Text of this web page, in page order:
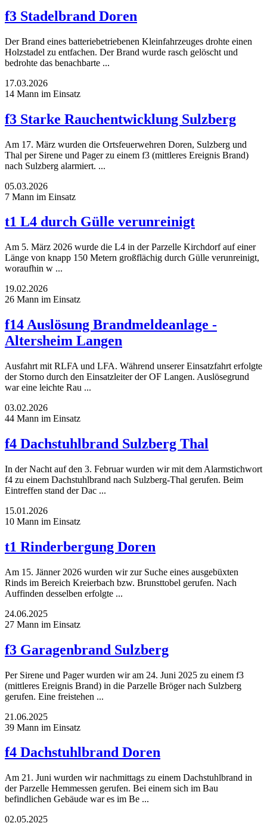
f3 Stadelbrand Doren
Der Brand eines batteriebetriebenen Kleinfahrzeuges drohte einen
Holzstadel zu entfachen. Der Brand wurde rasch gelöscht und
bedrohte das benachbarte ...
17.03.2026
14 Mann im Einsatz
f3 Starke Rauchentwicklung Sulzberg
Am 17. März wurden die Ortsfeuerwehren Doren, Sulzberg und
Thal per Sirene und Pager zu einem f3 (mittleres Ereignis Brand)
nach Sulzberg alarmiert. ...
05.03.2026
7 Mann im Einsatz
t1 L4 durch Gülle verunreinigt
Am 5. März 2026 wurde die L4 in der Parzelle Kirchdorf auf einer
Länge von knapp 150 Metern großflächig durch Gülle verunreinigt,
woraufhin w ...
19.02.2026
26 Mann im Einsatz
f14 Auslösung Brandmeldeanlage -
Altersheim Langen
Ausfahrt mit RLFA und LFA. Während unserer Einsatzfahrt erfolgte
der Storno durch den Einsatzleiter der OF Langen. Auslösegrund
war eine leichte Rau ...
03.02.2026
44 Mann im Einsatz
f4 Dachstuhlbrand Sulzberg Thal
In der Nacht auf den 3. Februar wurden wir mit dem Alarmstichwort
f4 zu einem Dachstuhlbrand nach Sulzberg-Thal gerufen. Beim
Eintreffen stand der Dac ...
15.01.2026
10 Mann im Einsatz
t1 Rinderbergung Doren
Am 15. Jänner 2026 wurden wir zur Suche eines ausgebüxten
Rinds im Bereich Kreierbach bzw. Brunsttobel gerufen. Nach
Auffinden desselben erfolgte ...
24.06.2025
27 Mann im Einsatz
f3 Garagenbrand Sulzberg
Per Sirene und Pager wurden wir am 24. Juni 2025 zu einem f3
(mittleres Ereignis Brand) in die Parzelle Bröger nach Sulzberg
gerufen. Eine freistehen ...
21.06.2025
39 Mann im Einsatz
f4 Dachstuhlbrand Doren
Am 21. Juni wurden wir nachmittags zu einem Dachstuhlbrand in
der Parzelle Hemmessen gerufen. Bei einem sich im Bau
befindlichen Gebäude war es im Be ...
02.05.2025